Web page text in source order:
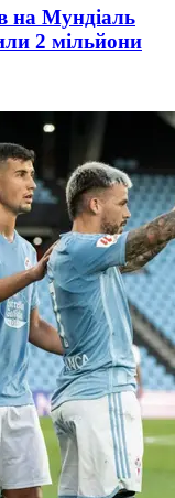
на Мундіаль
2 мільйони